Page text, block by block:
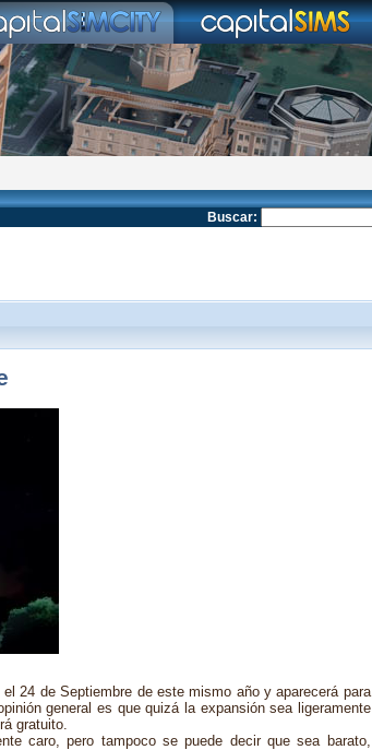
Buscar:
24 de Septiembre de este mismo año y aparecerá para
general es que quizá la expansión sea ligeramente
gratuito.
caro, pero tampoco se puede decir que sea barato,